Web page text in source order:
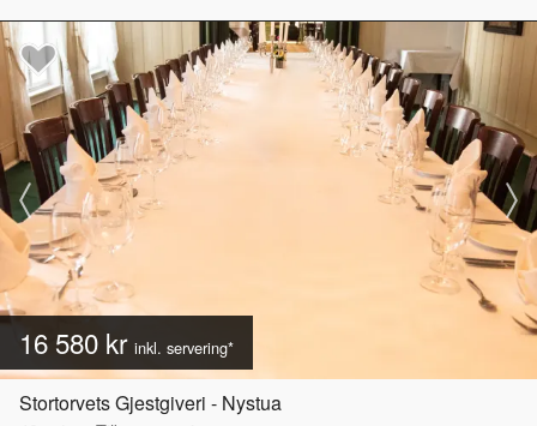
16 580 kr inkl. servering*
Stortorvets Gjestgiveri - Nystua